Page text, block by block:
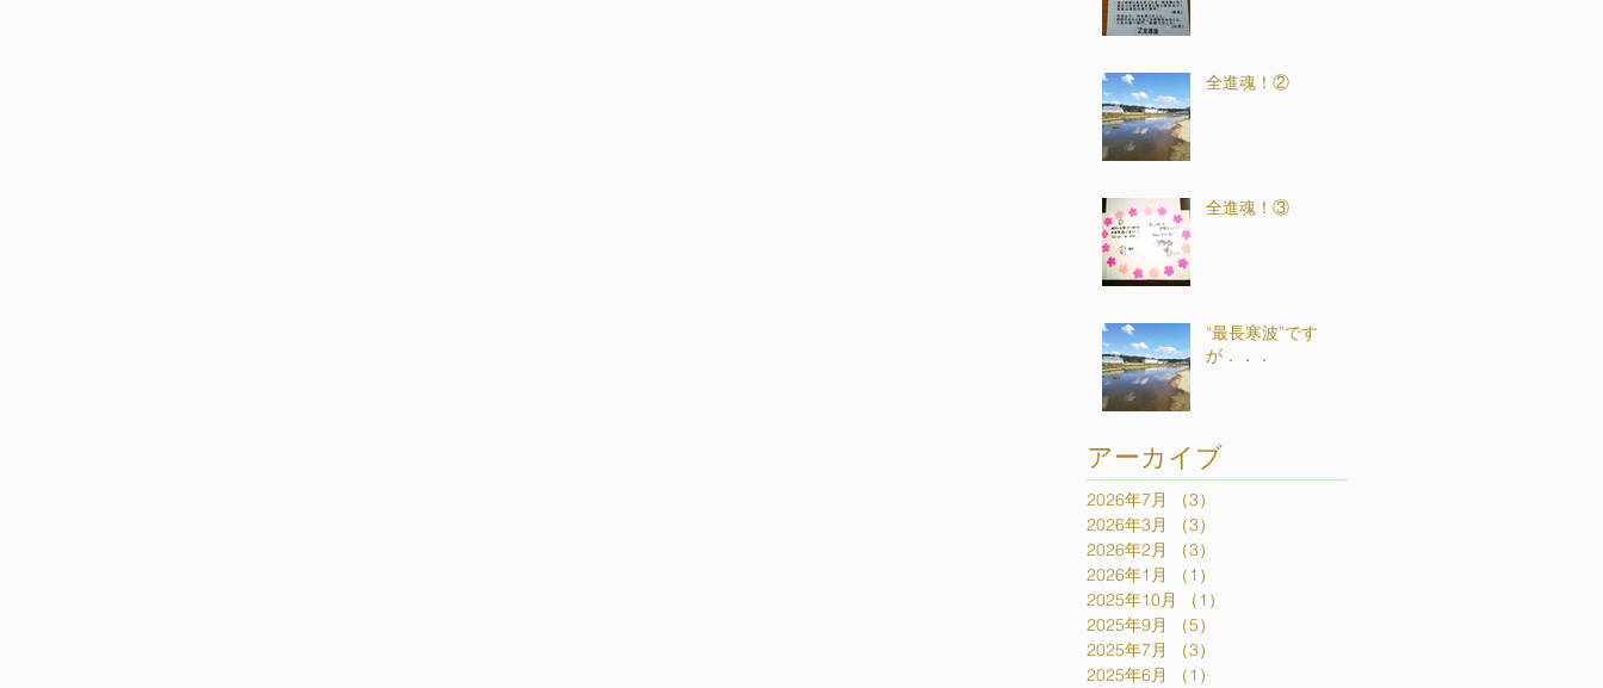
全進魂！②
全進魂！③
“最長寒波”です
が．．．
アーカイブ
2026年7月 （3）
2026年3月
（3）
2026年2月
（3）
2026年1月
（1）
2025年10月
（1）
2025年9月
（5）
2025年7月
（3）
2025年6月
（1）